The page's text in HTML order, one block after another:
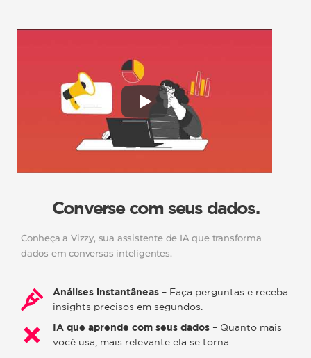
Converse com seus dados.
Conheça a Vizzy, sua assistente de IA que transforma
dados em conversas inteligentes.
Análises instantâneas – Faça perguntas e receba
insights precisos em segundos.
IA que aprende com seus dados – Quanto mais
você usa, mais relevante ela se torna.